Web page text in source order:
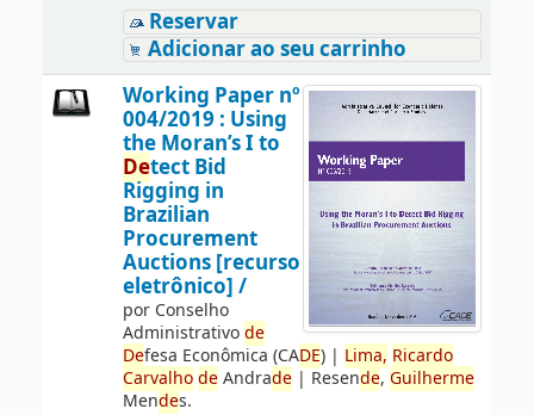
Reservar
Adicionar ao seu carrinho
Working Paper nº
004/2019 : Using
the Moran’s I to
Detect Bid
Rigging in
Brazilian
Procurement
Auctions [recurso
eletrônico] /
por Conselho
Administrativode
Defesa Econômica (CADE)| Lima, Ricardo
Carvalho deAndrade| Resende, Guilherme
Mendes.